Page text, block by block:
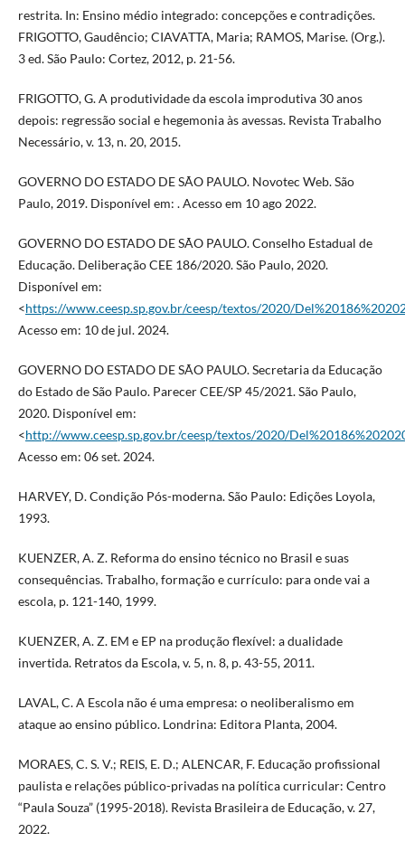
restrita. In: Ensino médio integrado: concepções e contradições.
FRIGOTTO, Gaudêncio; CIAVATTA, Maria; RAMOS, Marise. (Org.).
3 ed. São Paulo: Cortez, 2012, p. 21-56.
FRIGOTTO, G. A produtividade da escola improdutiva 30 anos
depois: regressão social e hegemonia às avessas. Revista Trabalho
Necessário, v. 13, n. 20, 2015.
GOVERNO DO ESTADO DE SÃO PAULO. Novotec Web. São
Paulo, 2019. Disponível em: . Acesso em 10 ago 2022.
GOVERNO DO ESTADO DE SÃO PAULO. Conselho Estadual de
Educação. Deliberação CEE 186/2020. São Paulo, 2020.
Disponível em:
<https://www.ceesp.sp.gov.br/ceesp/textos/2020/
Acesso em: 10 de jul. 2024.
GOVERNO DO ESTADO DE SÃO PAULO. Secretaria da Educação
do Estado de São Paulo. Parecer CEE/SP 45/2021. São Paulo,
2020. Disponível em:
<http://www.ceesp.sp.gov.br/ceesp/textos/2020/
Acesso em: 06 set. 2024.
HARVEY, D. Condição Pós-moderna. São Paulo: Edições Loyola,
1993.
KUENZER, A. Z. Reforma do ensino técnico no Brasil e suas
consequências. Trabalho, formação e currículo: para onde vai a
escola, p. 121-140, 1999.
KUENZER, A. Z. EM e EP na produção flexível: a dualidade
invertida. Retratos da Escola, v. 5, n. 8, p. 43-55, 2011.
LAVAL, C. A Escola não é uma empresa: o neoliberalismo em
ataque ao ensino público. Londrina: Editora Planta, 2004.
MORAES, C. S. V.; REIS, E. D.; ALENCAR, F. Educação profissional
paulista e relações público-privadas na política curricular: Centro
“Paula Souza” (1995-2018). Revista Brasileira de Educação, v. 27,
2022.